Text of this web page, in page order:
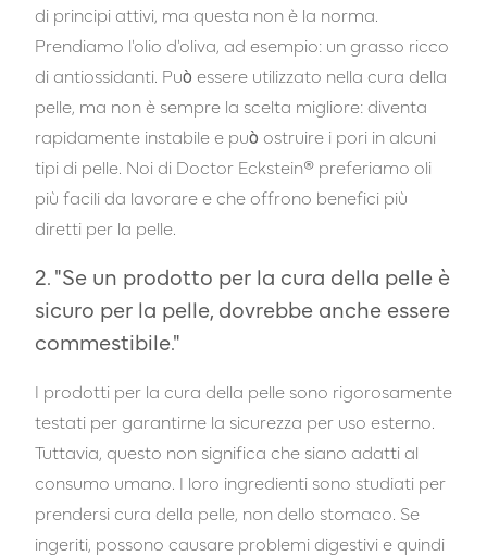
di principi attivi, ma questa non è la norma.
Prendiamo l'olio d'oliva, ad esempio: un grasso ricco
di antiossidanti. Può essere utilizzato nella cura della
pelle, ma non è sempre la scelta migliore: diventa
rapidamente instabile e può ostruire i pori in alcuni
tipi di pelle. Noi di Doctor Eckstein® preferiamo oli
più facili da lavorare e che offrono benefici più
diretti per la pelle.
2. "Se un prodotto per la cura della pelle è
sicuro per la pelle, dovrebbe anche essere
commestibile."
I prodotti per la cura della pelle sono rigorosamente
testati per garantirne la sicurezza per uso esterno.
Tuttavia, questo non significa che siano adatti al
consumo umano. I loro ingredienti sono studiati per
prendersi cura della pelle, non dello stomaco. Se
ingeriti, possono causare problemi digestivi e quindi